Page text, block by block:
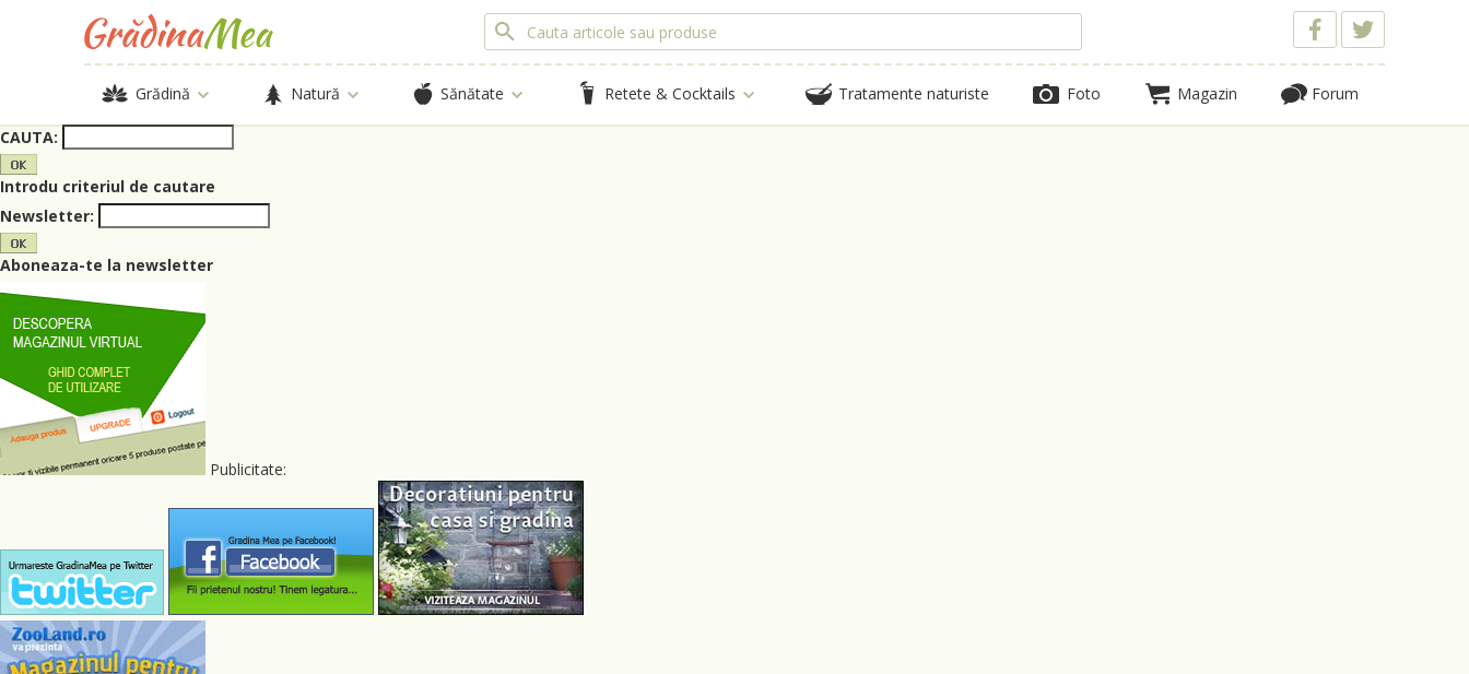
Grădină Natură Sănătate Retete & Cocktails Tratamente naturiste Foto Magazin Forum
CAUTA:
Introdu criteriul de cautare
Newsletter:
Aboneaza-te la newsletter
Publicitate: